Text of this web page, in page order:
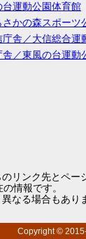
台運動公園体育館
かの森スポーツ
舎／大信総合運
／東風の台運動
リンク先とペー
情報です。
なる場合もあり
Copyright ©